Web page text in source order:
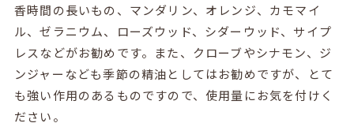
香時間の長いもの、マンダリン、オレンジ、カモマイ
ル、ゼラニウム、ローズウッド、シダーウッド、サイプ
レスなどがお勧めです。また、クローブやシナモン、ジ
ンジャーなども季節の精油としてはお勧めですが、とて
も強い作用のあるものですので、使用量にお気を付けく
ださい。